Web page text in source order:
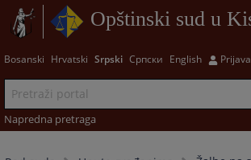
Opštinski sud u
Bosanski Hrvatski Srpski Српски English Prijava
Napredna pretraga